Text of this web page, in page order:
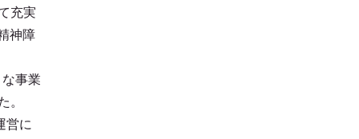
充実
神障
事業
。
営に